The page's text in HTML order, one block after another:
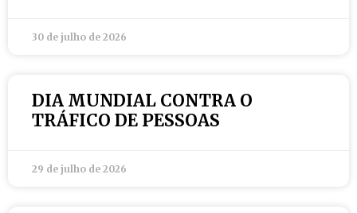
30 de julho de 2026
DIA MUNDIAL CONTRA O
TRÁFICO DE PESSOAS
29 de julho de 2026